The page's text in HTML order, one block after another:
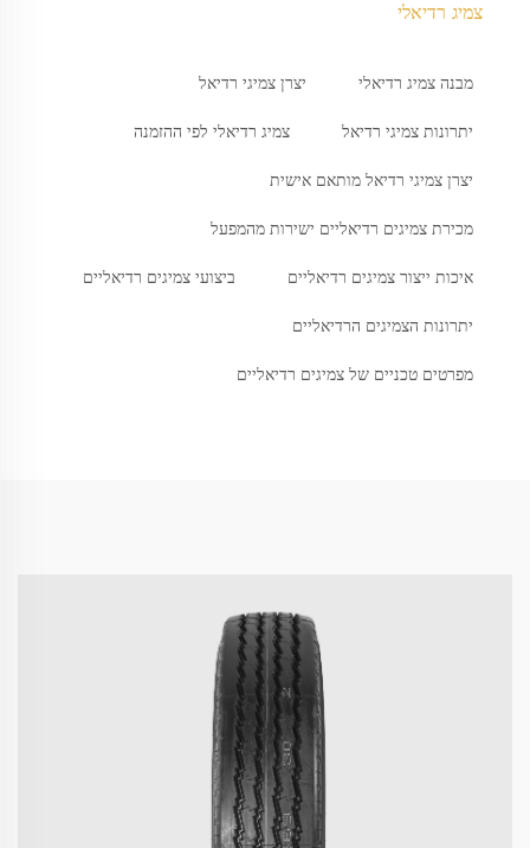
צמיג רדיאלי
מבנה צמיג רדיאלי יצרן צמיגי רדיאל
יתרונות צמיגי רדיאל צמיג רדיאלי לפי ההזמנה
יצרן צמיגי רדיאל מותאם אישית
מכירת צמיגים רדיאליים ישירות מהמפעל
איכות ייצור צמיגים רדיאליים ביצועי צמיגים רדיאליים
יתרונות הצמיגים הרדיאליים
מפרטים טכניים של צמיגים רדיאליים